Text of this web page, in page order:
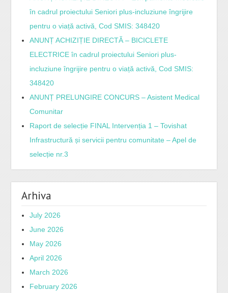
în cadrul proiectului Seniori plus-incluziune îngrijire
pentru o viață activă, Cod SMIS: 348420
ANUNȚ ACHIZIȚIE DIRECTĂ – BICICLETE
ELECTRICE în cadrul proiectului Seniori plus-
incluziune îngrijire pentru o viață activă, Cod SMIS:
348420
ANUNȚ PRELUNGIRE CONCURS – Asistent Medical
Comunitar
Raport de selecție FINAL Intervenția 1 – Tovishat
Infrastructură și servicii pentru comunitate – Apel de
selecție nr.3
Arhiva
July 2026
June 2026
May 2026
April 2026
March 2026
February 2026